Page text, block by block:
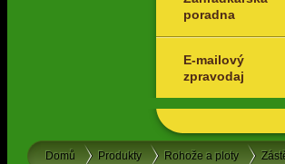
poradna
E-mailový
zpravodaj
Domů Produkty Rohože a ploty